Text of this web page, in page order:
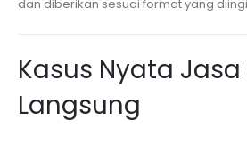
dan diberikan sesuai format yang
Kasus Nyata
Langsung